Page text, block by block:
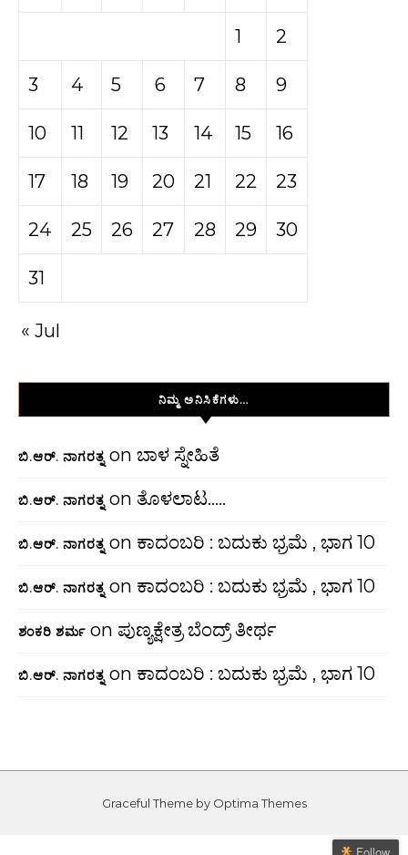
1 2
3 4 5 6 7 8 9
10 11 12 13 14 15 16
17 18 19 20 21 22 23
24 25 26 27 28 29 30
31
« Jul
ನಿಮ್ಮ ಅನಿಸಿಕೆಗಳು…
ಬಿ.ಆರ್. ನಾಗರತ್ನ on ಬಾಳ ಸ್ನೇಹಿತೆ
ಬಿ.ಆರ್. ನಾಗರತ್ನ on ತೊಳಲಾಟ…..
ಬಿ.ಆರ್. ನಾಗರತ್ನ on ಕಾದಂಬರಿ : ಬದುಕು ಭ್ರಮೆ , ಭಾಗ 10
ಬಿ.ಆರ್. ನಾಗರತ್ನ on ಕಾದಂಬರಿ : ಬದುಕು ಭ್ರಮೆ , ಭಾಗ 10
ಶಂಕರಿ ಶರ್ಮ on ಪುಣ್ಯಕ್ಷೇತ್ರ ಬೆಂದ್ರ್ ತೀರ್ಥ
ಬಿ.ಆರ್. ನಾಗರತ್ನ on ಕಾದಂಬರಿ : ಬದುಕು ಭ್ರಮೆ , ಭಾಗ 10
Graceful Theme by Optima Themes